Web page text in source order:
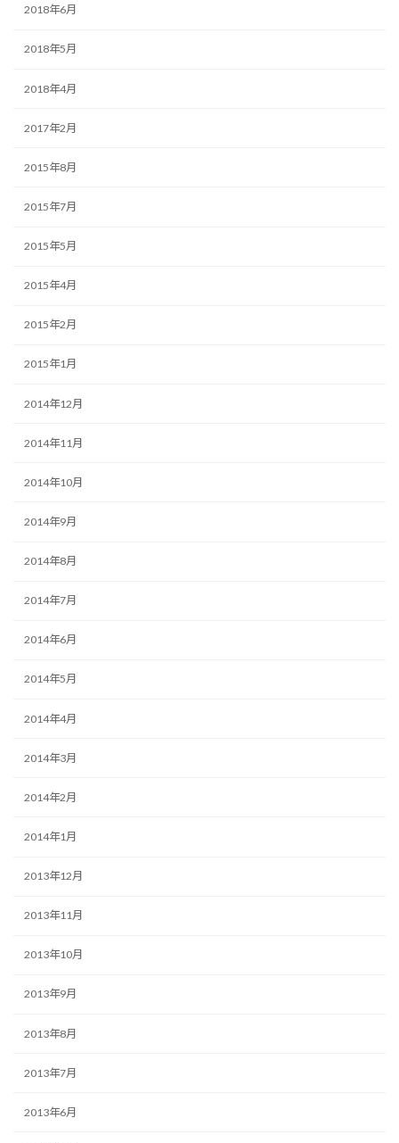
2018年6月
2018年5月
2018年4月
2017年2月
2015年8月
2015年7月
2015年5月
2015年4月
2015年2月
2015年1月
2014年12月
2014年11月
2014年10月
2014年9月
2014年8月
2014年7月
2014年6月
2014年5月
2014年4月
2014年3月
2014年2月
2014年1月
2013年12月
2013年11月
2013年10月
2013年9月
2013年8月
2013年7月
2013年6月